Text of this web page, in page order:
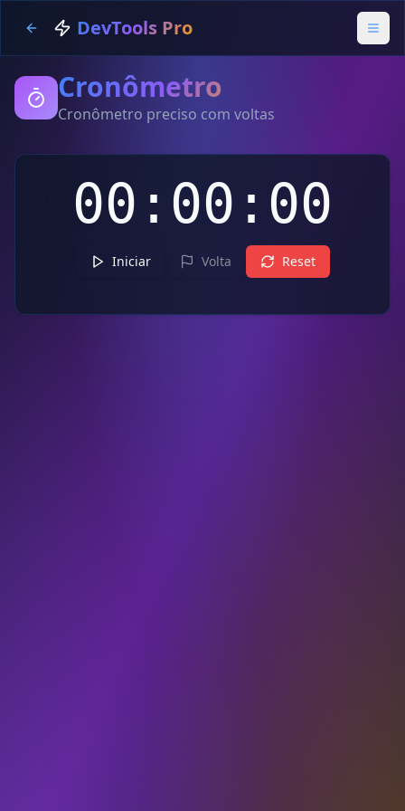
DevTools Pro
Cronômetro
Cronômetro preciso com voltas
00:00:00
Iniciar Volta Reset